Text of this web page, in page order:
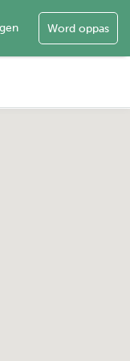
Word oppas